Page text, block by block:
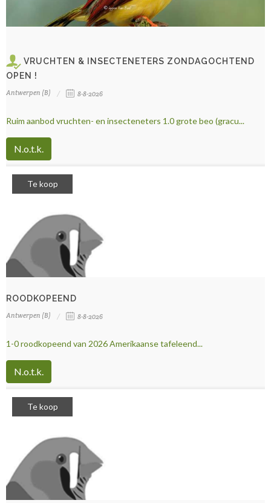
VRUCHTEN & INSECTENETERS ZONDAGOCHTEND
OPEN !
Antwerpen (B) 8-8-2026
Ruim aanbod vruchten- en insecteneters 1.0 grote beo (gracu...
N.o.t.k.
Te koop
ROODKOPEEND
Antwerpen (B) 8-8-2026
1-0 roodkopeend van 2026 Amerikaanse tafeleend...
N.o.t.k.
Te koop